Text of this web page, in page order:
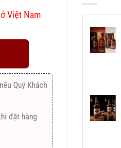
Việt Nam
Quý Khách
đặt hàng